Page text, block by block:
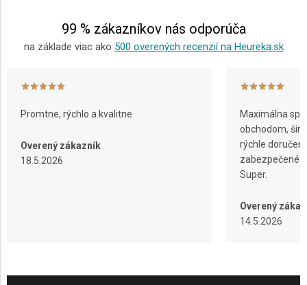
v
k
99 % zákazníkov nás odporúča
na základe viac ako 500 overených recenzií na Heureka.sk
Promtne, rýchlo a kvalitne
Overený zákazník
18.5.2026
Maximálna
obchodom,
rýchle
zabezpečené
Super.
Overený
14.5.2026